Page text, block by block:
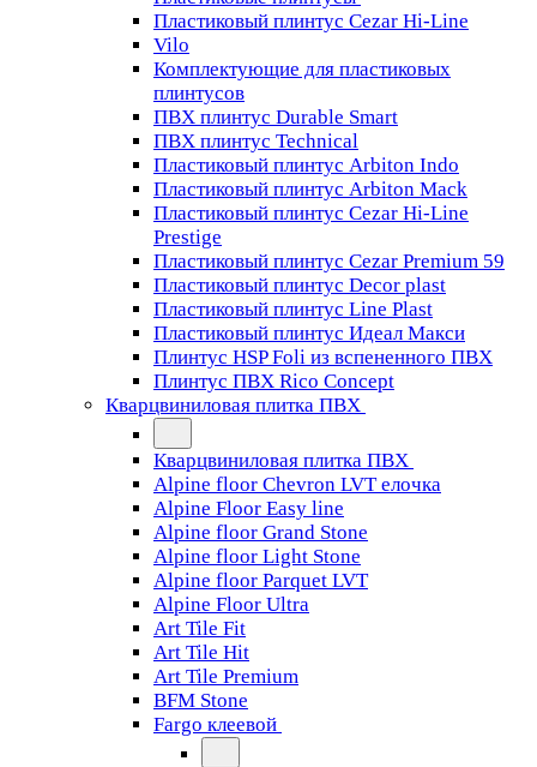
Пластиковый плинтус Cezar Hi-Line
Vilo
Комплектующие для пластиковых
плинтусов
ПВХ плинтус Durable Smart
ПВХ плинтус Technical
Пластиковый плинтус Arbiton Indo
Пластиковый плинтус Arbiton Mack
Пластиковый плинтус Cezar Hi-Line
Prestige
Пластиковый плинтус Cezar Premium 59
Пластиковый плинтус Decor plast
Пластиковый плинтус Line Plast
Пластиковый плинтус Идеал Макси
Плинтус HSP Foli из вспененного ПВХ
Плинтус ПВХ Rico Concept
Кварцвиниловая плитка ПВХ
Кварцвиниловая плитка ПВХ
Alpine floor Chevron LVT елочка
Alpine Floor Easy line
Alpine floor Grand Stone
Alpine floor Light Stone
Alpine floor Parquet LVT
Alpine Floor Ultra
Art Tile Fit
Art Tile Hit
Art Tile Premium
BFM Stone
Fargo клеевой